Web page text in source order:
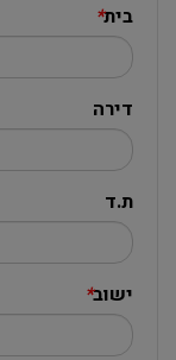
בית*
דירה
ת.ד
ישוב*